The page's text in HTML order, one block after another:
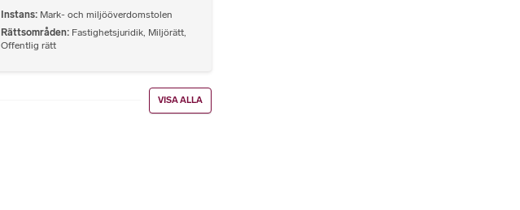
Instans Mark- och miljööverdomstolen
Rättsområden Fastighetsjuridik Miljörätt
Offentlig rätt
VISA ALLA